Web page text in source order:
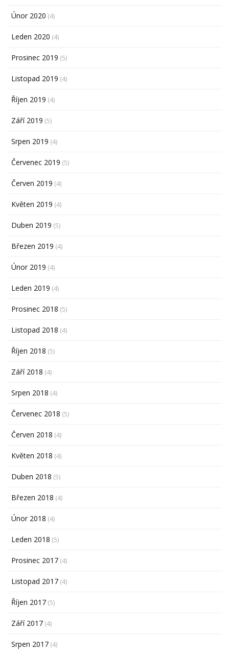
Únor 2020 (4)
Leden 2020 (4)
Prosinec 2019 (5)
Listopad 2019 (4)
Říjen 2019 (4)
Září 2019 (5)
Srpen 2019 (4)
Červenec 2019 (5)
Červen 2019 (4)
Květen 2019 (4)
Duben 2019 (5)
Březen 2019 (4)
Únor 2019 (4)
Leden 2019 (4)
Prosinec 2018 (5)
Listopad 2018 (4)
Říjen 2018 (5)
Září 2018 (4)
Srpen 2018 (4)
Červenec 2018 (5)
Červen 2018 (4)
Květen 2018 (4)
Duben 2018 (5)
Březen 2018 (4)
Únor 2018 (4)
Leden 2018 (5)
Prosinec 2017 (4)
Listopad 2017 (4)
Říjen 2017 (5)
Září 2017 (4)
Srpen 2017 (4)